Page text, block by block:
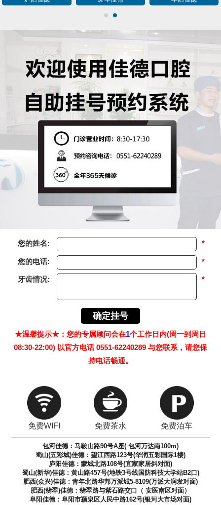
您的姓名: *
您的电话: *
牙齿情况: *
★温馨提示★：您的专属顾问会在1个工作日内(周一到周日
08:30-22:00) 以官方电话 0551-62240289 与您联系，请您保
持电话畅通。
免费WIFI 免费茶水 免费泊车
包河佳德：马鞍山路90号A座( 包河万达南100m)
蜀山(五彩城)佳德：望江西路123号(华润五彩国际1楼)
庐阳佳德：蒙城北路108号(宜家家居斜对面)
蜀山(新华)佳德：黄山路457号(地铁3号线国防科技大学站B2口)
肥西(众兴)佳德：青年北路华邦万派城5-8109(万派大润发对面)
肥西(翡翠)佳德：翡翠路与紫石路交口（ 安医南区对面）
阜阳佳德：阜阳市颍泉区人民中路162号(银河大市场对面)